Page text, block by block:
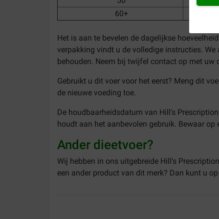
60+
Het is aan te bevelen de dagelijkse
verpakking vindt u de volledige instructies.
behouden. Neem bij twijfel contact op met uw
Gebruikt u dit voer voor het eerst? Meng dit
de nieuwe voeding toe.
De houdbaarheidsdatum van Hill's
houdt aan het aanbevolen gebruik. Bewaar
Ander dieetvoer?
Wij hebben in ons uitgebreide Hill's
een ander product van dit merk? Dan kunt u